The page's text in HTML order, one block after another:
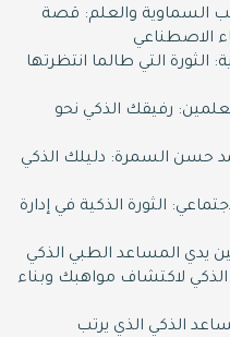
السماوية والعلم: قصة
الاصطناعي
الثورة التي طالما انتظرتها
رفيقك الذكي نحو
حسن السمرة: دليلك الذكي
الثورة الذكية في إدارة
يدي المساعد الطبي الذكي
لاكتشاف مواهبك وبناء
الذكي الذي يرتب